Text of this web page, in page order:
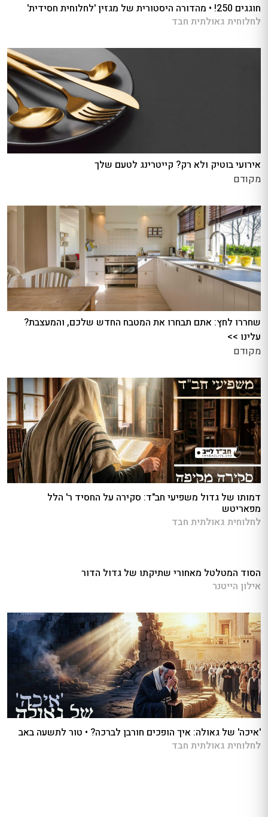
חוגגים 250! • מהדורה היסטורית של מגזין 'לחלוחית חסידית'
לחלוחית גאולתית חבד
אירועי בוטיק ולא רק? קייטרינג לטעם שלך
מקודם
שחררו לחץ: אתם תבחרו את המטבח החדש שלכם, והמעצבת?
עלינו >>
מקודם
דמותו של גדול משפיעי חב"ד: סקירה על החסיד ר' הלל
מפאריטש
לחלוחית גאולתית חבד
הסוד המטלטל מאחורי שתיקתו של גדול הדור
אילון הייטנר
'איכה' של גאולה: איך הופכים חורבן לברכה? • טור לתשעה באב
לחלוחית גאולתית חבד